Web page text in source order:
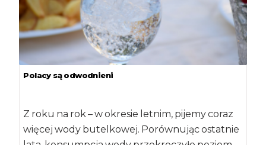
Polacy są odwodnieni
Z roku na rok – w okresie letnim, pijemy coraz
więcej wody butelkowej. Porównując ostatnie